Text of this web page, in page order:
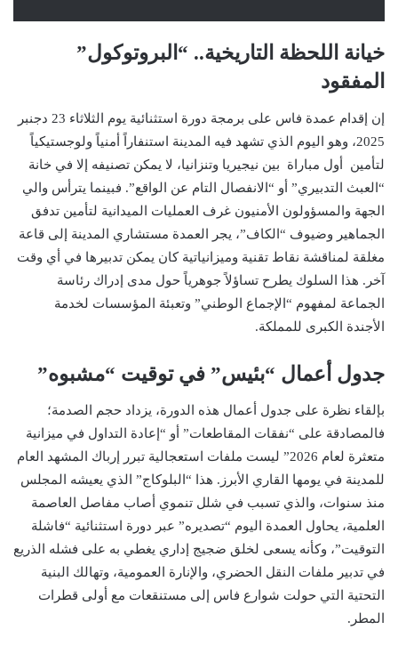
خيانة اللحظة التاريخية.. “البروتوكول”
المفقود
إن إقدام عمدة فاس على برمجة دورة استثنائية يوم الثلاثاء 23 دجنبر
2025، وهو اليوم الذي تشهد فيه المدينة استنفاراً أمنياً ولوجستيكياً
لتأمين أول مباراة بين نيجيريا وتنزانيا، لا يمكن تصنيفه إلا في خانة
“العبث التدبيري” أو “الانفصال التام عن الواقع”. فبينما يترأس والي
الجهة والمسؤولون الأمنيون غرف العمليات الميدانية لتأمين تدفق
الجماهير وضيوف “الكاف”، يجر العمدة مستشاري المدينة إلى قاعة
مغلقة لمناقشة نقاط تقنية وميزانياتية كان يمكن تدبيرها في أي وقت
آخر. هذا السلوك يطرح تساؤلاً جوهرياً حول مدى إدراك رئاسة
الجماعة لمفهوم “الإجماع الوطني” وتعبئة المؤسسات لخدمة
الأجندة الكبرى للمملكة.
جدول أعمال “بئيس” في توقيت “مشبوه”
بإلقاء نظرة على جدول أعمال هذه الدورة، يزداد حجم الصدمة؛
فالمصادقة على “نفقات المقاطعات” أو “إعادة التداول في ميزانية
متعثرة لعام 2026” ليست ملفات استعجالية تبرر إرباك المشهد العام
للمدينة في يومها القاري الأبرز. هذا “البلوكاج” الذي يعيشه المجلس
منذ سنوات، والذي تسبب في شلل تنموي أصاب مفاصل العاصمة
العلمية، يحاول العمدة اليوم “تصديره” عبر دورة استثنائية “فاشلة
التوقيت”، وكأنه يسعى لخلق ضجيج إداري يغطي به على فشله الذريع
في تدبير ملفات النقل الحضري، والإنارة العمومية، وتهالك البنية
التحتية التي حولت شوارع فاس إلى مستنقعات مع أولى قطرات
المطر.